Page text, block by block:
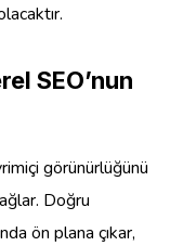
SEO’nun
görünürlüğünü
Doğru
ön plana çıkar,